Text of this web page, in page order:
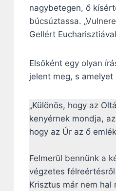
nagybetegen, ő
búcsúztassa.
Gellért
Elsőként egy olyan
jelent meg, s amelyet
„Különös, hogy az
kenyérnek mondja,
hogy az Úr az ő
Felmerül bennünk a
végzetes
Krisztus már nem hal